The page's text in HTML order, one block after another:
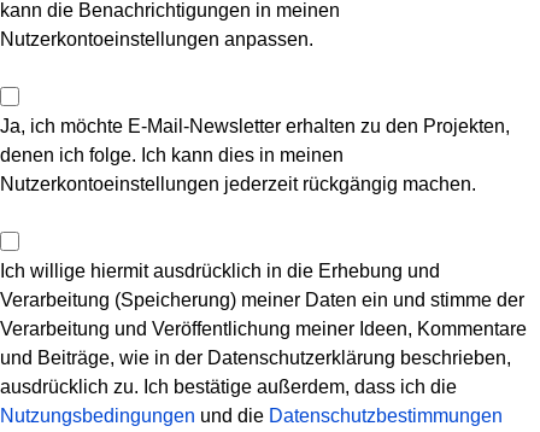
kann die Benachrichtigungen in meinen
Nutzerkontoeinstellungen anpassen.
Ja, ich möchte E-Mail-Newsletter erhalten zu den Projekten,
denen ich folge. Ich kann dies in meinen
Nutzerkontoeinstellungen jederzeit rückgängig machen.
Ich willige hiermit ausdrücklich in die Erhebung und
Verarbeitung (Speicherung) meiner Daten ein und stimme der
Verarbeitung und Veröffentlichung meiner Ideen, Kommentare
und Beiträge, wie in der Datenschutzerklärung beschrieben,
ausdrücklich zu. Ich bestätige außerdem, dass ich die
Nutzungsbedingungen und die Datenschutzbestimmungen